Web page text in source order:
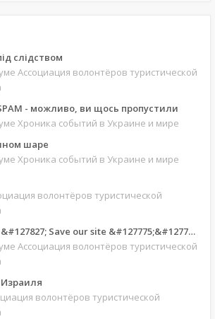
слідством
Ассоциация волонтёров туристической
- можливо, ви щось пропустили
Хроника событий в Украине и мире
шаре
Хроника событий в Украине и мире
волонтёров туристической
Save our site &#127775;&#127769;
Ассоциация волонтёров туристической
волонтёров туристической